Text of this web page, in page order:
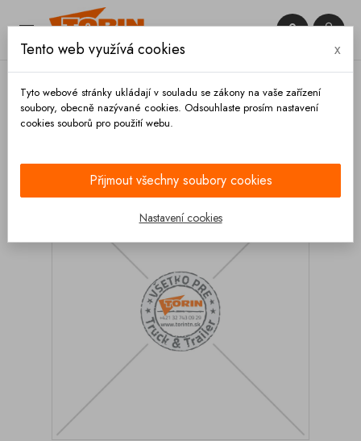
 

Tento web využívá cookies x
Tyto webové stránky ukládají v souladu se zákony na vaše zařízení
soubory, obecně nazývané cookies. Odsouhlaste prosím nastavení
cookies souborů pro použití webu.
Přijmout všechny soubory cookies
Nastavení cookies